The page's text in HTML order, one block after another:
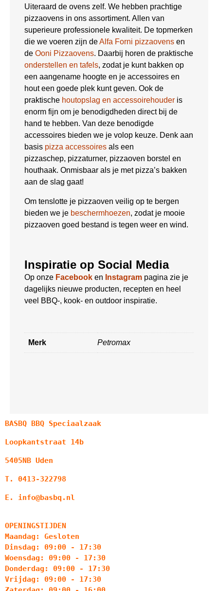
Uiteraard de ovens zelf. We hebben prachtige
pizzaovens in ons assortiment. Allen van
superieure professionele kwaliteit. De topmerken
die we voeren zijn deAlfa Forni pizzaovens en
de Ooni Pizzaovens. Daarbij horen de praktische
onderstellen en tafels, zodat je kunt bakken op
een aangename hoogte en je accessoires en
hout een goede plek kunt geven. Ook de
praktische houtopslag en accessoirehouder is
enorm fijn om je benodigdheden direct bij de
hand te hebben. Van deze benodigde
accessoires bieden we je volop keuze. Denk aan
basis pizza accessoires als een
pizzaschep, pizzaturner, pizzaoven borstel en
houthaak. Onmisbaar als je met pizza’s bakken
aan de slag gaat!
Om tenslotte je pizzaoven veilig op te bergen
bieden we je beschermhoezen, zodat je mooie
pizzaoven goed bestand is tegen weer en wind.
Inspiratie op Social Media
Op onze Facebook en Instagram pagina zie je
dagelijks nieuwe producten, recepten en heel
veel BBQ-, kook- en outdoor inspiratie.
Merk Petromax
BASBQ BBQ Speciaalzaak
Loopkantstraat 14b
5405NB Uden
T. 0413-322798
E. info@basbq.nl
OPENINGSTIJDEN
Maandag: Gesloten
Dinsdag: 09:00 - 17:30
Woensdag: 09:00 - 17:30
Donderdag: 09:00 - 17:30
Vrijdag: 09:00 - 17:30